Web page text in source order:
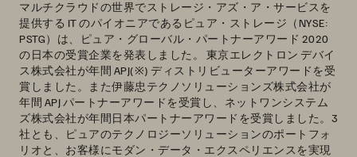
マルチクラウドの世界でストレージ・アズ・ア・サービスを
提供する IT のパイオニアであるピュア・ストレージ（NYSE:
PSTG）は、ピュア・グローバル・パートナーアワード 2020
の日本の受賞企業を発表しました。 東京エレクトロン デバイ
ス株式会社が年間 APJ(※) ディストリビューターアワードを受
賞しました。また伊藤忠テクノソリューションズ株式会社が
年間 APJ パートナーアワードを受賞し、ネットワンシステム
ズ株式会社が年間日本パートナーアワードを受賞しました。3
社とも、ピュアのテクノロジーソリューションのポートフォ
リオと、お客様にモダン・データ・エクスペリエンスを実現